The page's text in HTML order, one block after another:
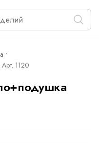
1120